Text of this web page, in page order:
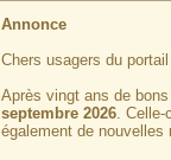
Annonce
Chers usagers du
Après vingt ans de
septembre 2026. Celle-
également de nouvelles